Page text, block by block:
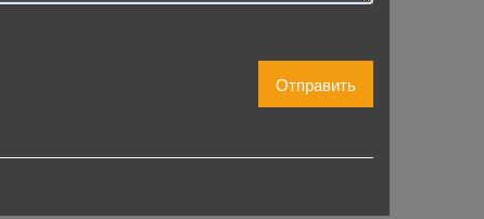
Отправить